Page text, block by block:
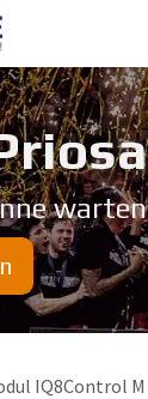
IQ8Control M